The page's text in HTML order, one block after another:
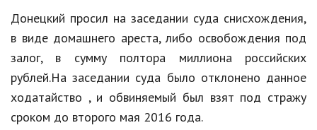
Красота и здоровье
Hi-Tech. Интернет
Авто, мото
Дом и сад
Донецкий просил на заcедании суда снисхождения,
в виде домашнего ареста, либо освобождения под
залог, в сумму полтора миллиона российских
рублей.На заседании суда было отклонено данное
ходатайство , и обвиняемый был взят под стражу
сроком до второго мая 2016 года.